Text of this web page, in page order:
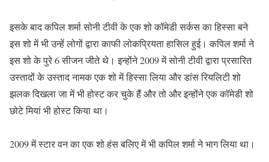
इसके बाद कपिल शर्मा सोनी टीवी के एक शो कॉमेडी सर्कस का हिस्सा बने
इस शो में भी उन्हें लोगों द्वारा काफी लोकप्रियता हासिल हुई। कपिल शर्मा ने
इस शो के पुरे 6 सीजन जीते थे। इन्होंने 2009 में सोनी टीवी द्वारा प्रसारित
उस्तादों के उस्ताद नामक एक शो में हिस्सा लिया और डांस रियलिटी शो
झलक दिखला जा में भी होस्ट कर चुके हैं और तो और इन्होंने एक कॉमेडी शो
छोटे मियां भी होस्ट किया था।
2009 में स्टार वन का एक शो हंस बलिए में भी कपिल शर्मा ने भाग लिया था।